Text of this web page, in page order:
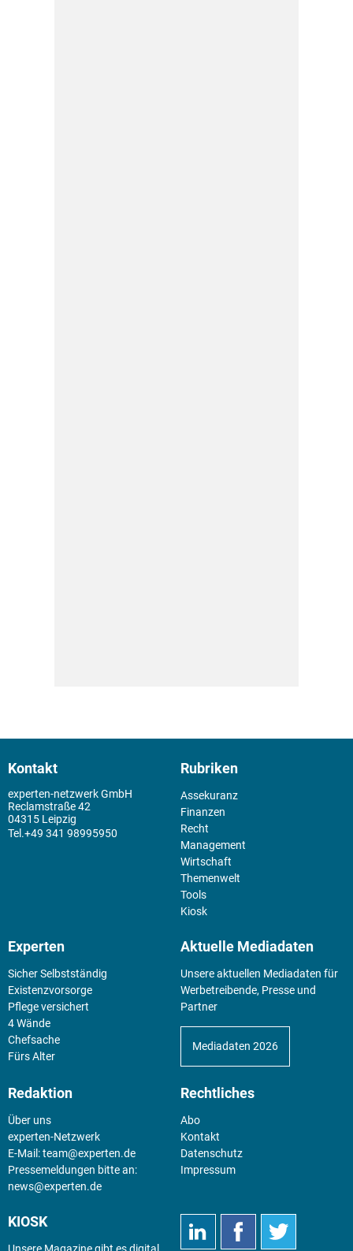
Kontakt
experten-netzwerk GmbH
Reclamstraße 42
04315 Leipzig
+49 341 98995950
Rubriken
Assekuranz
Finanzen
Recht
Management
Wirtschaft
Themenwelt
Tools
Kiosk
Experten
Sicher Selbstständig
Existenz­vorsorge
Pflege versichert
4 Wände
Chefsache
Fürs Alter
Aktuelle Mediadaten
Unsere aktuellen Mediadaten für
Werbetreibende, Presse und
Partner
Mediadaten 2026
Redaktion
Über uns
experten-Netzwerk
E-Mail:team@experten.de
Pressemeldungen bitte an:
news@experten.de
Rechtliches
Abo
Kontakt
Datenschutz
Impressum
KIOSK
Unsere Magazine gibt es digital